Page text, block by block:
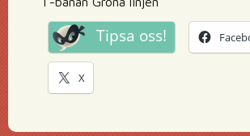
Tipsa oss!
X